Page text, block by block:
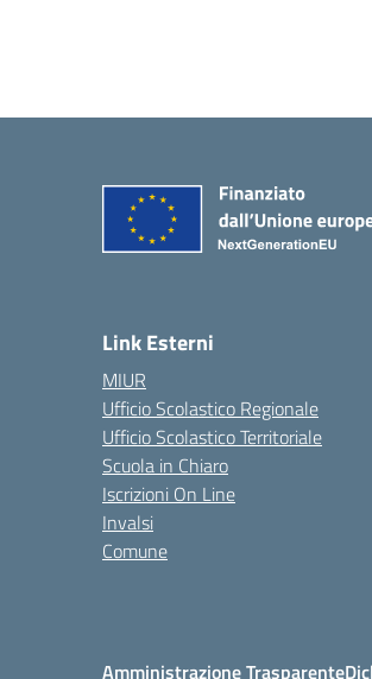
Link Esterni
MIUR
Ufficio Scolastico Regionale
Ufficio Scolastico Territoriale
Scuola in Chiaro
Iscrizioni On Line
Invalsi
Comune
Amministrazione Trasparente